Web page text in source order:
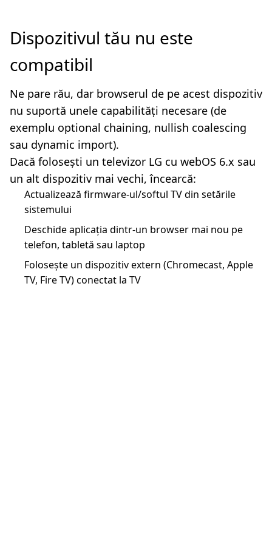
Dispozitivul tău nu este
compatibil
Ne pare rău, dar browserul de pe acest dispozitiv
nu suportă unele capabilități necesare (de
exemplu optional chaining, nullish coalescing
sau dynamic import).
Dacă folosești un televizor LG cu webOS 6.x sau
un alt dispozitiv mai vechi, încearcă:
Actualizează firmware-ul/softul TV din setările
sistemului
Deschide aplicația dintr-un browser mai nou pe
telefon, tabletă sau laptop
Folosește un dispozitiv extern (Chromecast, Apple
TV, Fire TV) conectat la TV